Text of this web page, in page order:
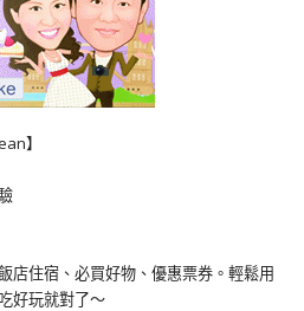
】
店住宿、必買好物、優惠票券。輕鬆用
好玩就對了～